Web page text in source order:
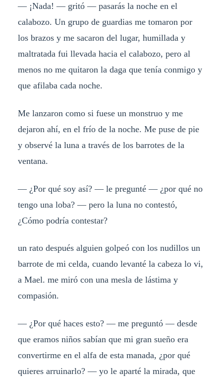
— ¡Nada! — gritó — pasarás la noche en el
calabozo. Un grupo de guardias me tomaron por
los brazos y me sacaron del lugar, humillada y
maltratada fui llevada hacia el calabozo, pero al
menos no me quitaron la daga que tenía conmigo y
que afilaba cada noche.
Me lanzaron como si fuese un monstruo y me
dejaron ahí, en el frío de la noche. Me puse de pie
y observé la luna a través de los barrotes de la
ventana.
— ¿Por qué soy así? — le pregunté — ¿por qué no
tengo una loba? — pero la luna no contestó,
¿Cómo podría contestar?
un rato después alguien golpeó con los nudillos un
barrote de mi celda, cuando levanté la cabeza lo vi,
a Mael. me miró con una mesla de lástima y
compasión.
— ¿Por qué haces esto? — me preguntó — desde
que eramos niños sabían que mi gran sueño era
convertirme en el alfa de esta manada, ¿por qué
quieres arruinarlo? — yo le aparté la mirada, que